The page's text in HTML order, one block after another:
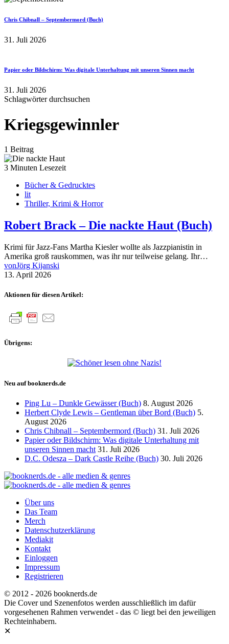
Chris Chibnall – Septembermord (Buch)
31. Juli 2026
Papier oder Bildschirm: Was digitale Unterhaltung mit unseren Sinnen macht
31. Juli 2026
Schlagwörter durchsuchen
Kriegsgewinnler
1 Beitrag
3 Minuten Lesezeit
Bücher & Gedrucktes
lit
Thriller, Krimi & Horror
Robert Brack – Die nackte Haut (Buch)
Krimi für Jazz-Fans Martha Kiesler wollte als Jazzpianistin in
Amerika groß rauskommen, was ihr nur teilweise gelang. Ihr…
vonJörg Kijanski
13. April 2026
Aktionen für diesen Artikel:
Übrigens:
Neu auf booknerds.de
Ping Lu – Dunkle Gewässer (Buch) 8. August 2026
Herbert Clyde Lewis – Gentleman über Bord (Buch) 5.
August 2026
Chris Chibnall – Septembermord (Buch) 31. Juli 2026
Papier oder Bildschirm: Was digitale Unterhaltung mit
unseren Sinnen macht 31. Juli 2026
D.C. Odesza – Dark Castle Reihe (Buch) 30. Juli 2026
Über uns
Das Team
Merch
Datenschutzerklärung
Mediakit
Kontakt
Einloggen
Impressum
Registrieren
© 2012 - 2026 booknerds.de
Die Cover und Szenenfotos werden ausschließlich im dafür
vorgesehenen Rahmen verwendet - das © liegt bei den jeweiligen
Rechteinhabern.
✕